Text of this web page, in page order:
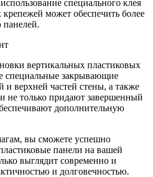
специального клея
может обеспечить более
вертикальных пластиковых
специальные закрывающие
верхней частей стены, а также
не только придают завершенный
дополнительную
вы сможете успешно
панели на вашей
выглядит современно и
и долговечностью.